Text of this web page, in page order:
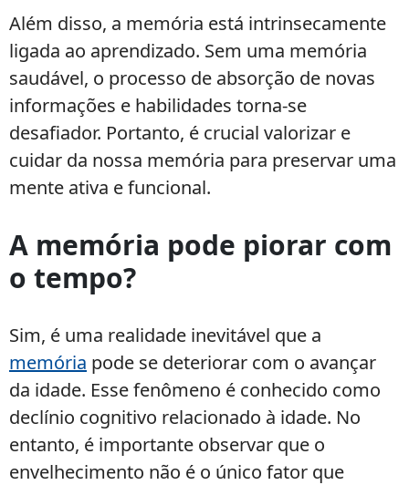
Além disso, a memória está intrinsecamente
ligada ao aprendizado. Sem uma memória
saudável, o processo de absorção de novas
informações e habilidades torna-se
desafiador. Portanto, é crucial valorizar e
cuidar da nossa memória para preservar uma
mente ativa e funcional.
A memória pode piorar com
o tempo?
Sim, é uma realidade inevitável que a
memória pode se deteriorar com o avançar
da idade. Esse fenômeno é conhecido como
declínio cognitivo relacionado à idade. No
entanto, é importante observar que o
envelhecimento não é o único fator que